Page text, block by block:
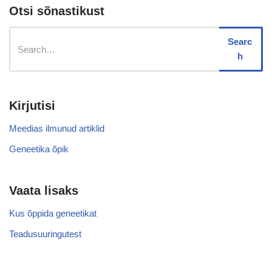
Otsi sõnastikust
Searc
h
Kirjutisi
Meedias ilmunud artiklid
Geneetika õpik
Vaata lisaks
Kus õppida geneetikat
Teadusuuringutest